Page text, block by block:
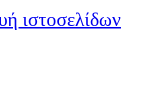
ιστοσελίδων